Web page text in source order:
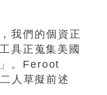
我們的個資正
具正蒐集美國
。Feroot
人草擬前述